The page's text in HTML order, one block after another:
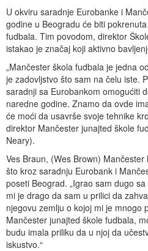
U okviru saradnje Eurobanke i
godine u Beogradu će biti
fudbala. Tim povodom, direktor
istakao je značaj koji aktivno
„Mančester škola fudbala je jedna
je zadovljstvo što sam na čelu iste.
saradnji sa Eurobankom omogućiti
naredne godine. Znamo da ovde
će moći da usavrše svoje tehnike
direktor Mančester junajted škole
Neary).
Ves Braun, (Wes Brown)
što kroz saradnju Eurobank i
poseti Beograd. „Igrao sam dugo
mi je drago da sam u prilici da
njegovu zemlju o kojoj mi je mnogo
Mančester junajted škole fudbala,
budu imala priliku da u njoj da
iskustvo.“